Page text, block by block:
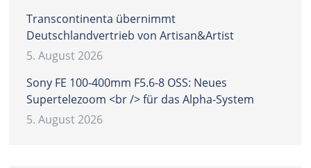
Transcontinenta übernimmt
Deutschlandvertrieb von Artisan&Artist
5. August 2026
Sony FE 100-400mm F5.6-8 OSS: Neues
Supertelezoom <br /> für das Alpha-System
5. August 2026